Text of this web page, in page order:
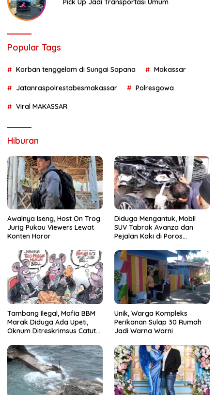
Pick Up Jadi Transportasi Umum
Popular Tags
Korban tenggelam di Sungai Sapana Makassar
Jatanraspolrestabesmakassar Polresgowa
Viral MAKASSAR
Hiburan
Awalnya Iseng, Host On Trog
Jurig Pukau Viewers Lewat
Konten Horor
Diduga Mengantuk, Mobil
SUV Tabrak Avanza dan
Pejalan Kaki di Poros
Tambang Ilegal, Mafia BBM
Marak Diduga Ada Upeti,
Oknum Ditreskrimsus Catut
Unik, Warga Kompleks
Perikanan Sulap 30 Rumah
Jadi Warna Warni